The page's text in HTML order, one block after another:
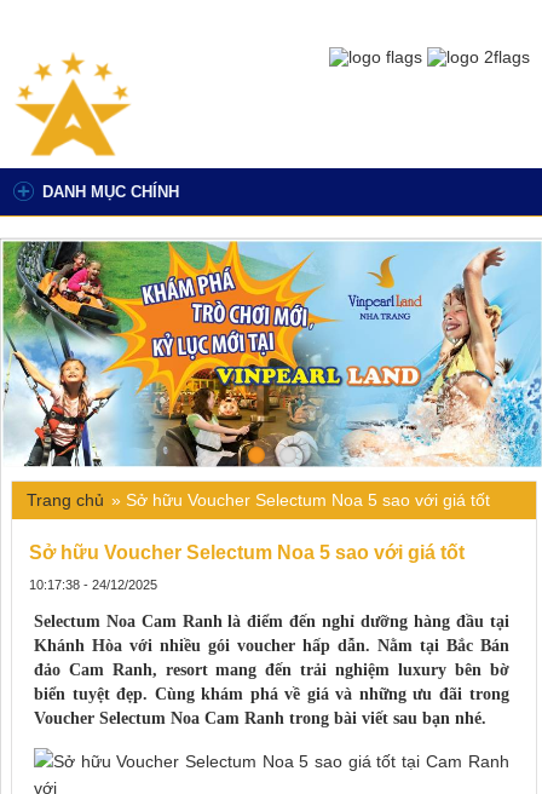
DANH MỤC CHÍNH
Trang chủ » Sở hữu Voucher Selectum Noa 5 sao với giá tốt
Sở hữu Voucher Selectum Noa 5 sao với giá tốt
10:17:38 - 24/12/2025
Selectum Noa Cam Ranh là điểm đến nghỉ dưỡng hàng đầu tại
Khánh Hòa với nhiều gói voucher hấp dẫn. Nằm tại Bắc Bán
đảo Cam Ranh, resort mang đến trải nghiệm luxury bên bờ
biển tuyệt đẹp. Cùng khám phá về giá và những ưu đãi trong
Voucher Selectum Noa Cam Ranh trong bài viết sau bạn nhé.